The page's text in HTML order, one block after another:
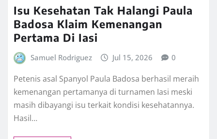
Isu Kesehatan Tak Halangi Paula
Badosa Klaim Kemenangan
Pertama Di Iasi
Samuel Rodriguez Jul 15, 2026 0
Petenis asal Spanyol Paula Badosa berhasil meraih
kemenangan pertamanya di turnamen Iasi meski
masih dibayangi isu terkait kondisi kesehatannya.
Hasil…